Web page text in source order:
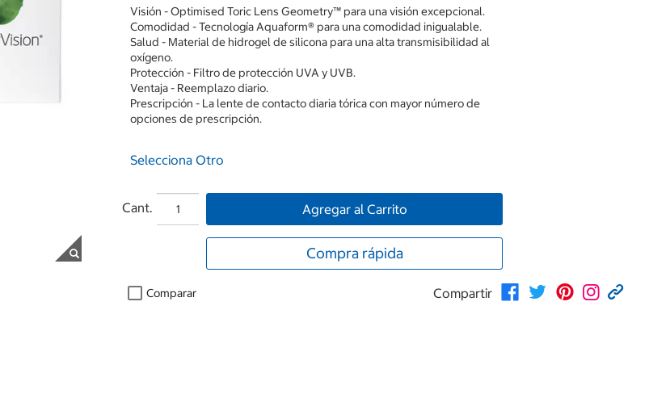
Visión - Optimised Toric Lens Geometry™ para una visión excepcional.
Comodidad - Tecnología Aquaform® para una comodidad inigualable.
Salud - Material de hidrogel de silicona para una alta transmisibilidad al
oxígeno.
Protección - Filtro de protección UVA y UVB.
Ventaja - Reemplazo diario.
Prescripción - La lente de contacto diaria tórica con mayor número de
opciones de prescripción.
Selecciona Otro
Cant. Agregar al Carrito
Compra rápida
Comparar Compartir